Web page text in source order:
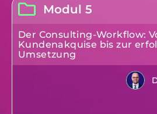
Modul 5
Der Consulting-Workflow:
Kundenakquise bis zur
Umsetzung